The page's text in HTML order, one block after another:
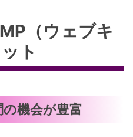
（ウェブキ
ト
機会が豊富